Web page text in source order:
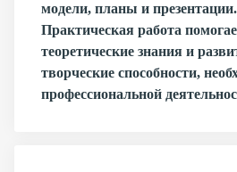
модели, планы и презентации.
Практическая работа
теоретические знания и
творческие способности,
профессиональной